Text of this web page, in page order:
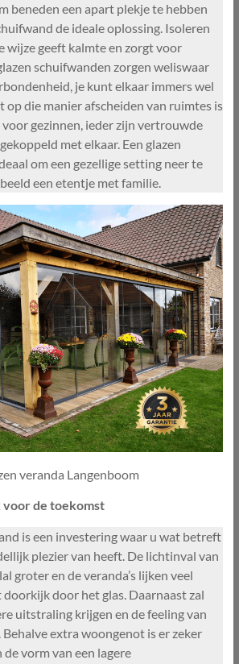
beneden een apart plekje te hebben
de ideale oplossing. Isoleren
wijze geeft kalmte en zorgt voor
schuifwanden zorgen weliswaar
je kunt elkaar immers wel
op die manier afscheiden van ruimtes is
gezinnen, ieder zijn vertrouwde
met elkaar. Een glazen
om een gezellige setting neer te
een etentje met familie.
veranda Langenboom
voor de toekomst
is een investering waar u wat betreft
plezier van heeft. De lichtinval van
groter en de veranda’s lijken veel
door het glas. Daarnaast zal
uitstraling krijgen en de feeling van
extra woongenot is er zeker
vorm van een lagere